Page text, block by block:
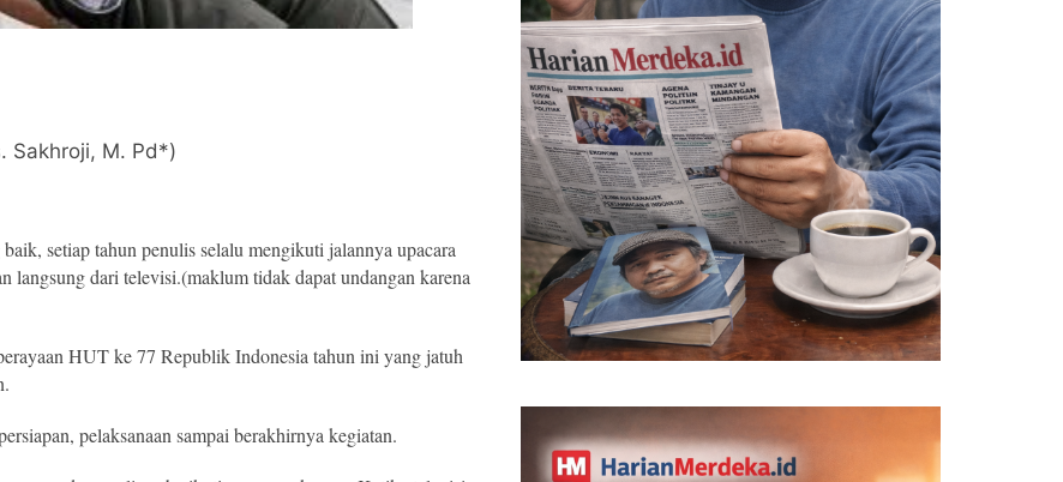
Sakhroji, M. Pd*)
setiap tahun penulis selalu mengikuti jalannya upacara
langsung dari televisi.(maklum tidak dapat undangan karena
HUT ke 77 Republik Indonesia tahun ini yang jatuh
pelaksanaan sampai berakhirnya kegiatan.